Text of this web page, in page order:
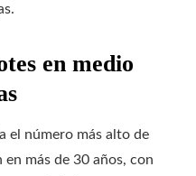
en medio
el número más alto de
en más de 30 años, con